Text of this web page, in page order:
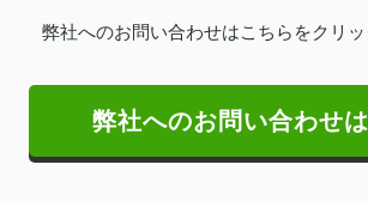
弊社へのお問い合わせはこちらをクリッ
弊社へのお問い合わせ